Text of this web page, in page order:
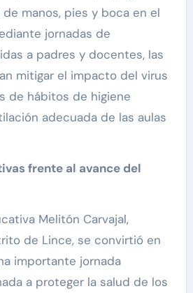
manos, pies y boca en el
jornadas de
a padres y docentes, las
mitigar el impacto del virus
de hábitos de higiene
adecuada de las aulas
frente al avance del
Melitón Carvajal,
de Lince, se convirtió en
importante jornada
a proteger la salud de los